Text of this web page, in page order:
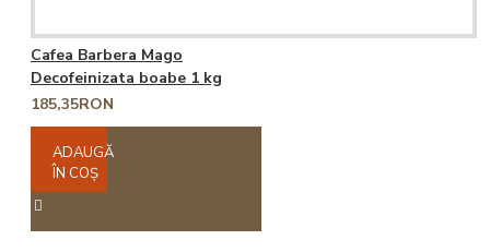
Cafea Barbera Mago
Decofeinizata boabe 1 kg
185,35RON
ADAUGĂ
ÎN COŞ